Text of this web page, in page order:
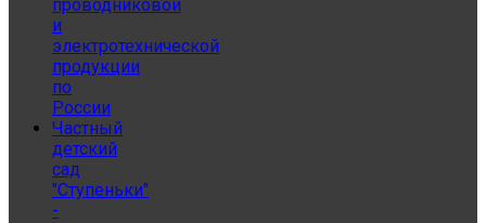
проводниковой
и
электротехнической
продукции
по
России
Частный
детский
сад
"Ступеньки"
-